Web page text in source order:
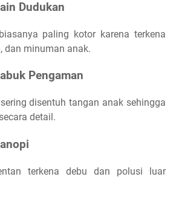
Dudukan
paling kotor karena terkena
dan minuman anak.
Pengaman
disentuh tangan anak sehingga
detail.
terkena debu dan polusi luar